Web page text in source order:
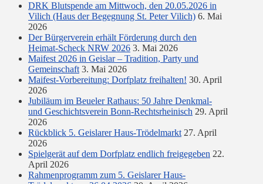
DRK Blutspende am Mittwoch, den 20.05.2026 in
Vilich (Haus der Begegnung St. Peter Vilich) 6. Mai
2026
Der Bürgerverein erhält Förderung durch den
Heimat-Scheck NRW 2026 3. Mai 2026
Maifest 2026 in Geislar – Tradition, Party und
Gemeinschaft 3. Mai 2026
Maifest-Vorbereitung: Dorfplatz freihalten! 30. April
2026
Jubiläum im Beueler Rathaus: 50 Jahre Denkmal-
und Geschichtsverein Bonn-Rechtsrheinisch 29. April
2026
Rückblick 5. Geislarer Haus-Trödelmarkt 27. April
2026
Spielgerät auf dem Dorfplatz endlich freigegeben 22.
April 2026
Rahmenprogramm zum 5. Geislarer Haus-